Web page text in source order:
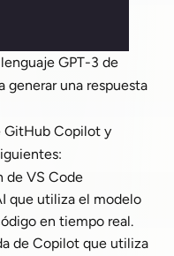
GPT-3 de
generar una respuesta
GitHub Copilot y
de VS Code
que utiliza el modelo
en tiempo real.
de Copilot que utiliza